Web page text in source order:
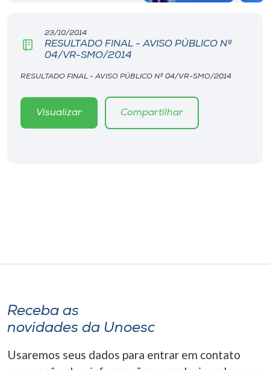
23/10/2014
RESULTADO FINAL - AVISO PÚBLICO Nº
04/VR-SMO/2014
RESULTADO FINAL - AVISO PÚBLICO Nº 04/VR-SMO/2014
Visualizar Compartilhar
Receba as
novidades da Unoesc
Usaremos seus dados para entrar em contato